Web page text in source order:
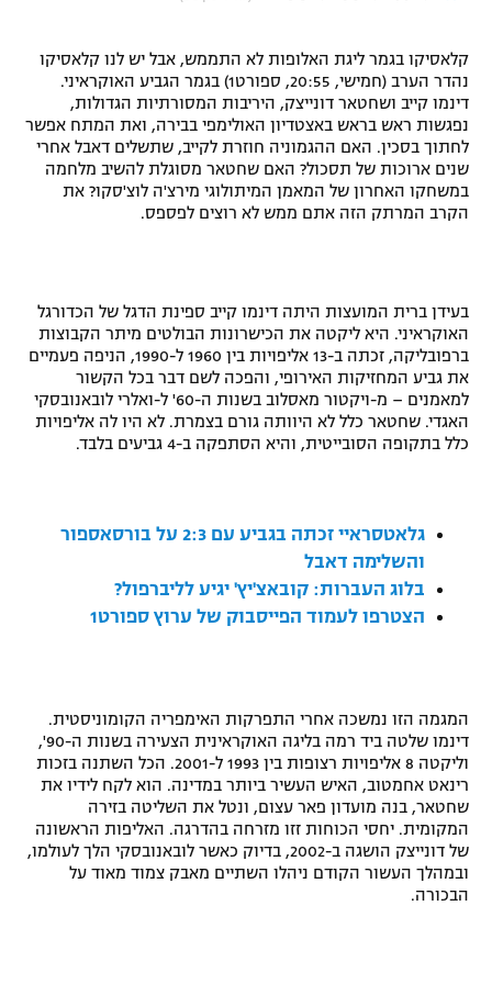
משתתפים וזוכים בפרסים
תקנון משתתפים וזוכים בפרסים
תקנון עבור פעילות אלקטרה
טניס
תנאי שימוש
מדיניות פרטיות
הצטרפות לחבילת הערוצים
לוח דרושים – ג'ובנט
המגזין
ספורט מוטורי
כדורמים
פוטבול אמריקאי NFL
ספורט אתגרי ואקסטרים
אומנויות לחימה
גיימינג E-Sports
קלאסיקו בגמר ליגת האלופות לא התממש, אבל יש לנו קלאסיקו
נהדר הערב (חמישי, 20:55, ספורט1) בגמר הגביע האוקראיני.
דינמו קייב ושחטאר דונייצק, היריבות המסורתיות הגדולות,
נפגשות ראש בראש באצטדיון האולימפי בבירה, ואת המתח אפשר
לחתוך בסכין. האם ההגמוניה חוזרת לקייב, שתשלים דאבל אחרי
שנים ארוכות של תסכול? האם שחטאר מסוגלת להשיב מלחמה
במשחקו האחרון של המאמן המיתולוגי מירצ'ה לוצ'סקו? את
הקרב המרתק הזה אתם ממש לא רוצים לפספס.
בעידן ברית המועצות היתה דינמו קייב ספינת הדגל של הכדורגל
האוקראיני. היא ליקטה את הכישרונות הבולטים מיתר הקבוצות
ברפובליקה, זכתה ב-13 אליפויות בין 1960 ל-1990, הניפה פעמיים
את גביע המחזיקות האירופי, והפכה לשם דבר בכל הקשור
למאמנים – מ-ויקטור מאסלוב בשנות ה-60' ל-ואלרי לובאנובסקי
האגדי. שחטאר כלל לא היוותה גורם בצמרת. לא היו לה אליפויות
כלל בתקופה הסובייטית, והיא הסתפקה ב-4 גביעים בלבד.
גלאטסראיי זכתה בגביע עם 2:3 על בורסאספור
והשלימה דאבל
בלוג העברות: קובאצ'יץ' יגיע לליברפול?
הצטרפו לעמוד הפייסבוק של ערוץ ספורט1
המגמה הזו נמשכה אחרי התפרקות האימפריה הקומוניסטית.
דינמו שלטה ביד רמה בליגה האוקראינית הצעירה בשנות ה-90',
וליקטה 8 אליפויות רצופות בין 1993 ל-2001. הכל השתנה בזכות
רינאט אחמטוב, האיש העשיר ביותר במדינה. הוא לקח לידיו את
שחטאר, בנה מועדון פאר עצום, ונטל את השליטה בזירה
המקומית. יחסי הכוחות זזו מזרחה בהדרגה. האליפות הראשונה
של דונייצק הושגה ב-2002, בדיוק כאשר לובאנובסקי הלך לעולמו,
ובמהלך העשור הקודם ניהלו השתיים מאבק צמוד מאוד על
הבכורה.